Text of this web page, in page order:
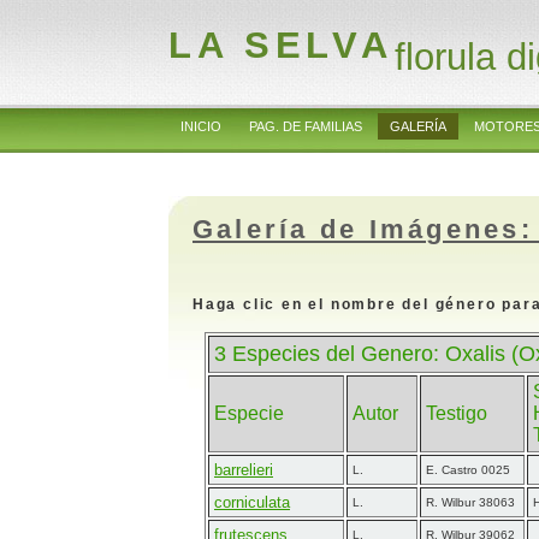
LA SELVAflorula
INICIO PAG. DE FAMILIAS GALERÍA
Galería de
Haga clic en el nombre del género
3 Especies del Genero: Oxalis
Especie Autor Testigo
barrelieri L. E. Castro 0025
corniculata L. R. Wilbur 38063
frutescens L. R. Wilbur 39062